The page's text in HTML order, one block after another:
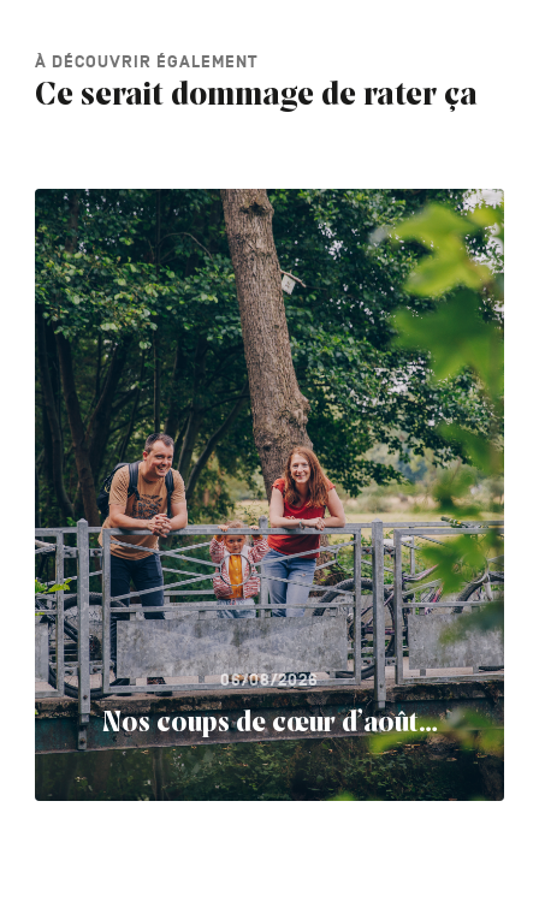
À DÉCOUVRIR ÉGALEMENT
Ce serait dommage de rater ça
06/08/2026
Nos coups de cœur d’août…